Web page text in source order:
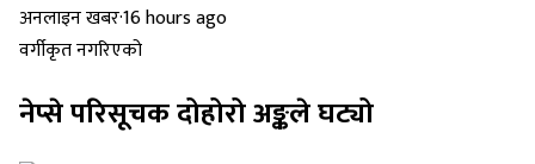
अनलाइन खबर·16 hours ago
वर्गीकृत नगरिएको
नेप्से परिसूचक दोहोरो अङ्कले घट्यो